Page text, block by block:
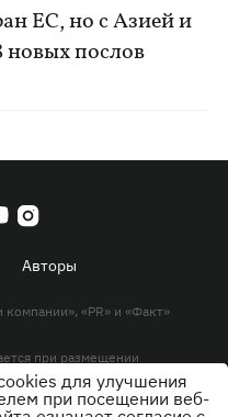
ЕС, но с Азией и
новых послов
Авторы
«PR» и «Факт»
при размещении
абзаце.
защищены.
для улучшения
при посещении веб-